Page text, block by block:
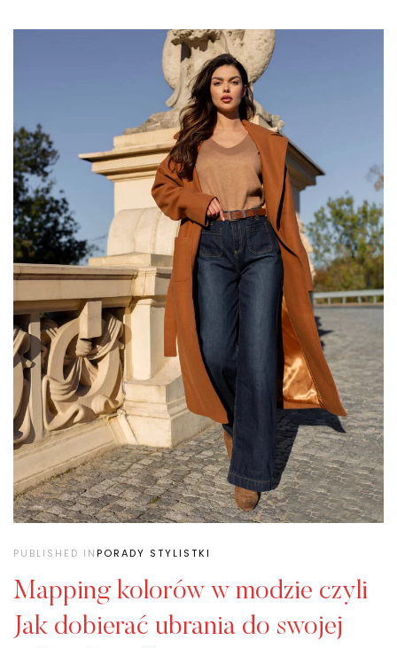
PUBLISHED INPORADY STYLISTKI
Mapping kolorów w modzie czyli
Jak dobierać ubrania do swojej